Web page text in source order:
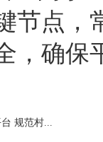
节点，
，确保
规范村...